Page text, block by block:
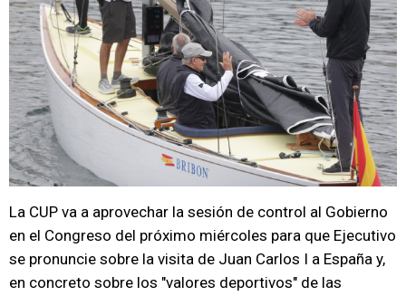
La CUP va a aprovechar la sesión de control al Gobierno
en el Congreso del próximo miércoles para que Ejecutivo
se pronuncie sobre la visita de Juan Carlos I a España y,
en concreto sobre los "valores deportivos" de las